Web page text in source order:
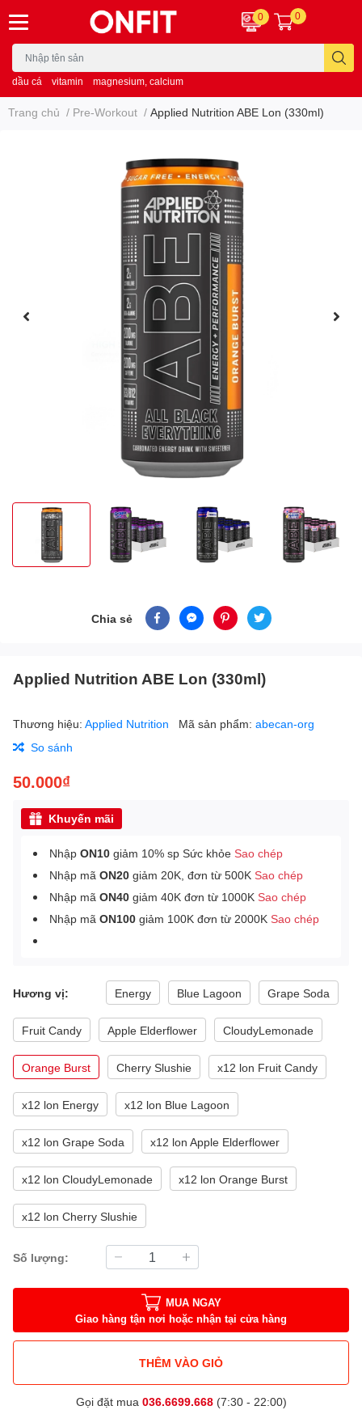
dầu cá vitamin magnesium, calcium
0 0
Trang chủ / Pre-Workout / Applied Nutrition ABE Lon (330ml)
Chia sẻ
Applied Nutrition ABE Lon (330ml)
Thương hiệu: Applied Nutrition Mã sản phẩm: abecan-org
So sánh
50.000₫
Khuyến mãi
Nhập ON10 giảm 10% sp Sức khỏe Sao chép
Nhập mã ON20 giảm 20K, đơn từ 500K Sao chép
Nhập mã ON40 giảm 40K đơn từ 1000K Sao chép
Nhập mã ON100 giảm 100K đơn từ 2000K Sao chép
Hương vị: Energy Blue Lagoon Grape Soda
Fruit Candy Apple Elderflower CloudyLemonade
Orange Burst Cherry Slushie x12 lon Fruit Candy
x12 lon Energy x12 lon Blue Lagoon
x12 lon Grape Soda x12 lon Apple Elderflower
x12 lon CloudyLemonade x12 lon Orange Burst
x12 lon Cherry Slushie
Số lượng:
MUA NGAY
Giao hàng tận nơi hoặc nhận tại cửa hàng
THÊM VÀO GIỎ
Gọi đặt mua 036.6699.668(7:30 - 22:00)